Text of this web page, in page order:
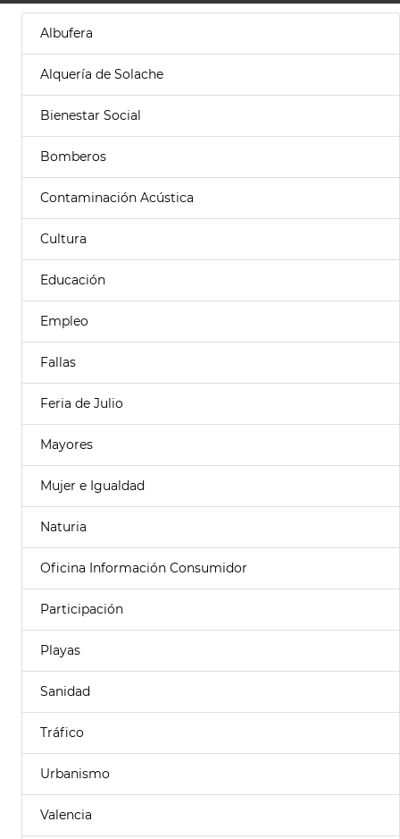
Albufera
Alquería de Solache
Bienestar Social
Bomberos
Contaminación Acústica
Cultura
Educación
Empleo
Fallas
Feria de Julio
Mayores
Mujer e Igualdad
Naturia
Oficina Información Consumidor
Participación
Playas
Sanidad
Tráfico
Urbanismo
Valencia